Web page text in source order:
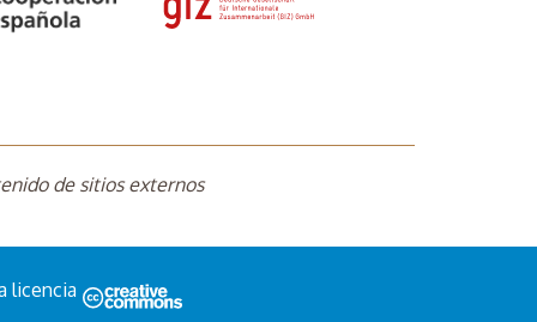
de sitios externos
licencia